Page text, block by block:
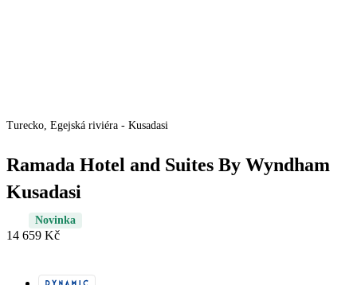
Turecko, Egejská riviéra - Kusadasi
Ramada Hotel and Suites By Wyndham
Kusadasi
Novinka
14 659 Kč